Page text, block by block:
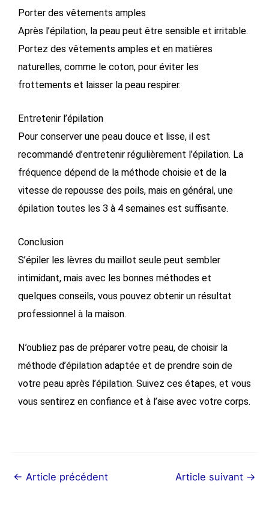
Porter des vêtements amples
Après l’épilation, la peau peut être sensible et irritable.
Portez des vêtements amples et en matières
naturelles, comme le coton, pour éviter les
frottements et laisser la peau respirer.
Entretenir l’épilation
Pour conserver une peau douce et lisse, il est
recommandé d’entretenir régulièrement l’épilation. La
fréquence dépend de la méthode choisie et de la
vitesse de repousse des poils, mais en général, une
épilation toutes les 3 à 4 semaines est suffisante.
Conclusion
S’épiler les lèvres du maillot seule peut sembler
intimidant, mais avec les bonnes méthodes et
quelques conseils, vous pouvez obtenir un résultat
professionnel à la maison.
N’oubliez pas de préparer votre peau, de choisir la
méthode d’épilation adaptée et de prendre soin de
votre peau après l’épilation. Suivez ces étapes, et vous
vous sentirez en confiance et à l’aise avec votre corps.
← Article précédent Article suivant →